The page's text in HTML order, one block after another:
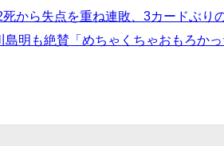
から失点を重ね連敗、3カードぶり
明も絶賛「めちゃくちゃおもろか